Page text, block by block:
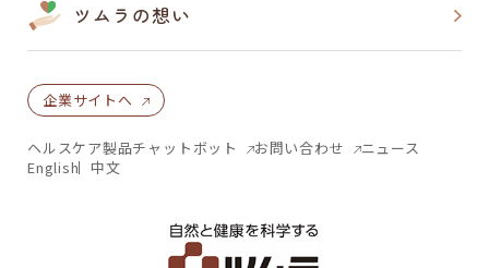
ツムラの想い
企業サイトへ
ヘルスケア製品チャットボット お問い合わせ
ニュース
English 中文